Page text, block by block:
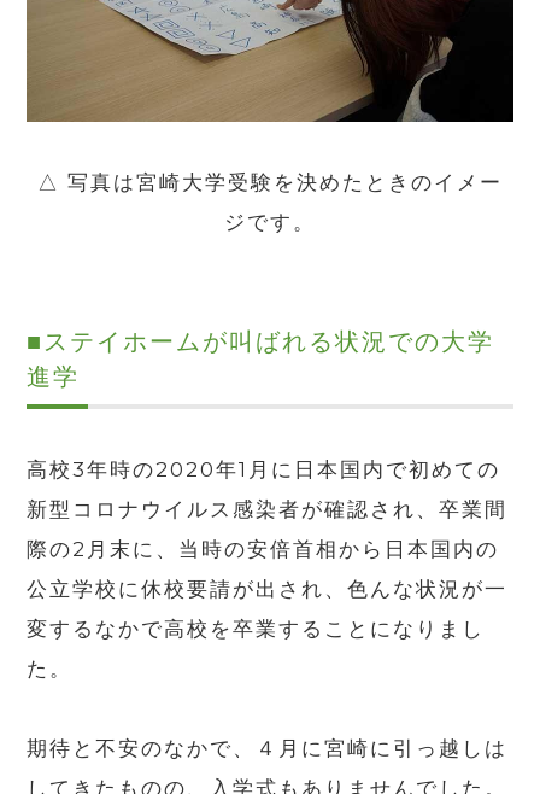
△ 写真は宮崎大学受験を決めたときのイメー
ジです。
■ステイホームが叫ばれる状況での大学
進学
高校3年時の2020年1 月に日本国内で初めての
新型コロナウイルス感染者が確認され、卒業間
際の2 月末に、当時の安倍首相から日本国内の
公立学校に休校要請が出され、色んな状況が一
変するなかで高校を卒業することになりまし
た。
期待と不安のなかで、４月に宮崎に引っ越しは
してきたものの、入学式もありませんでした。